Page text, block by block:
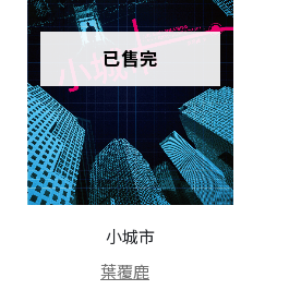
已售完
小城市
葉覆鹿